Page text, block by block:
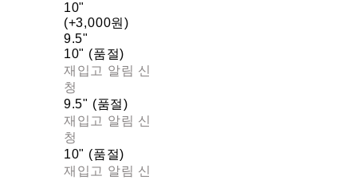
10"
(+3,000원)
9.5"
10" (품절)
재입고 알림 신
청
9.5" (품절)
재입고 알림 신
청
10" (품절)
재입고 알림 신